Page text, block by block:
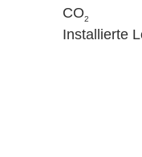
CO2
Installierte